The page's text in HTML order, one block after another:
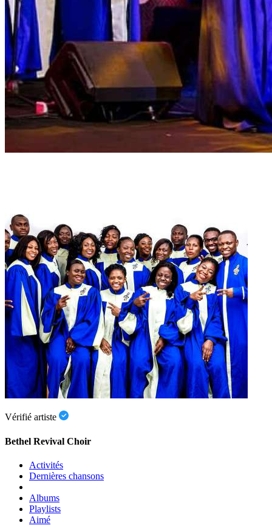
Vérifié artiste
Bethel Revival Choir
Activités
Dernières chansons
Albums
Playlists
Aimé